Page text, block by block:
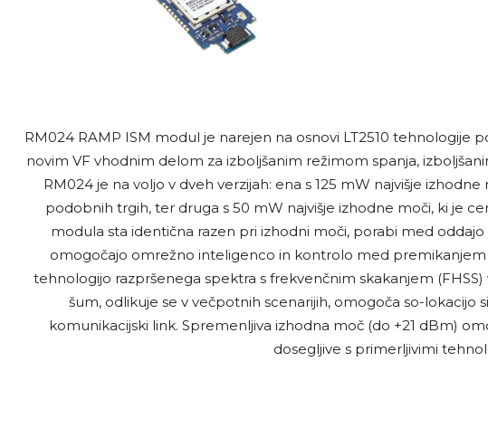
RM024 RAMP ISM modul je narejen na osnovi LT2510 tehnologije
novim VF vhodnim delom za izboljšanim režimom spanja,
RM024 je na voljo v dveh verzijah: ena s 125 mW najvišje
podobnih trgih, ter druga s 50 mW najvišje izhodne moči, ki je
modula sta identična razen pri izhodni moči, porabi med oddajo
omogočajo omrežno inteligenco in kontrolo med premikanjem
tehnologijo razpršenega spektra s frekvenčnim skakanjem
šum, odlikuje se v večpotnih scenarijih, omogoča so-lokacijo
komunikacijski link. Spremenljiva izhodna moč (do +21 dBm)
dosegljive s primerljivimi